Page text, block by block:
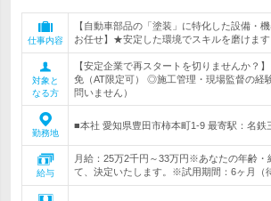
仕事内容
【自動車部品の「塗装」に特化した設備・
お任せ】★安定した環境でスキルを磨けます
対象と
なる方
【安定企業で再スタートを切りませんか？
免（AT限定可） ◎施工管理・現場監督の経
問いません）
勤務地
■本社 愛知県豊田市柿本町1-9 最寄駅：名鉄
給与
月給：25万2千円～33万円※あなたの年齢・
て、決定いたします。※試用期間：6ヶ月（